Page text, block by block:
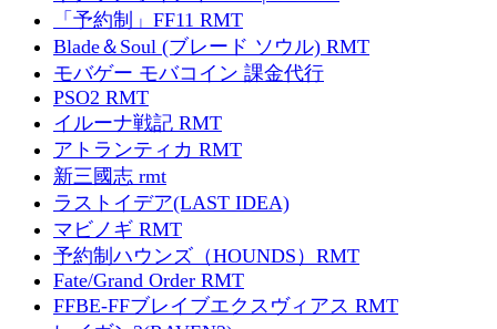
「予約制」FF11 RMT
Blade＆Soul (ブレード ソウル) RMT
モバゲー モバコイン 課金代行
PSO2 RMT
イルーナ戦記 RMT
アトランティカ RMT
新三國志 rmt
ラストイデア(LAST IDEA)
マビノギ RMT
予約制ハウンズ（HOUNDS）RMT
Fate/Grand Order RMT
FFBE-FFブレイブエクスヴィアス RMT